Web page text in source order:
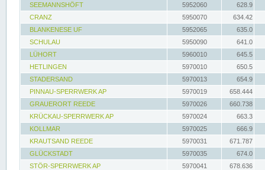
SEEMANNSHÖFT
5952060
628.9
CRANZ
5950070
634.42
BLANKENESE UF
5952065
635.0
SCHULAU
5950090
641.0
LÜHORT
5960010
645.5
HETLINGEN
5970010
650.5
STADERSAND
5970013
654.9
PINNAU-SPERRWERK AP
5970019
658.444
GRAUERORT REEDE
5970026
660.738
KRÜCKAU-SPERRWERK AP
5970024
663.3
KOLLMAR
5970025
666.9
KRAUTSAND REEDE
5970031
671.787
GLÜCKSTADT
5970035
674.0
STÖR-SPERRWERK AP
5970041
678.636